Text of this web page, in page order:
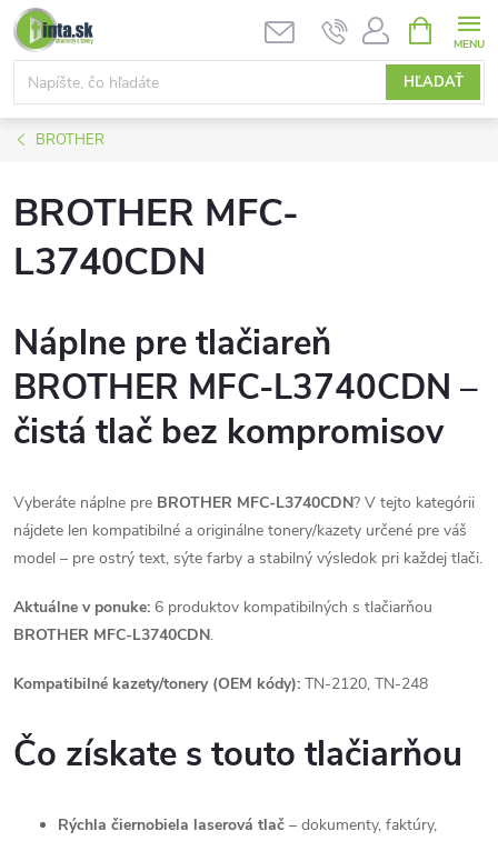
Prejsť
na
obsah
HĽADAŤ
KOŠÍK
BROTHER
BROTHER MFC-
L3740CDN
Náplne pre tlačiareň
BROTHER MFC-L3740CDN –
čistá tlač bez kompromisov
Vyberáte náplne pre BROTHER MFC-L3740CDN? V tejto kategórii
nájdete len kompatibilné a originálne tonery/kazety určené pre váš
model – pre ostrý text, sýte farby a stabilný výsledok pri každej tlači.
Aktuálne v ponuke: 6 produktov kompatibilných s tlačiarňou
BROTHER MFC-L3740CDN.
Kompatibilné kazety/tonery (OEM kódy): TN-2120, TN-248
Čo získate s touto tlačiarňou
Rýchla čiernobiela laserová tlač – dokumenty, faktúry,